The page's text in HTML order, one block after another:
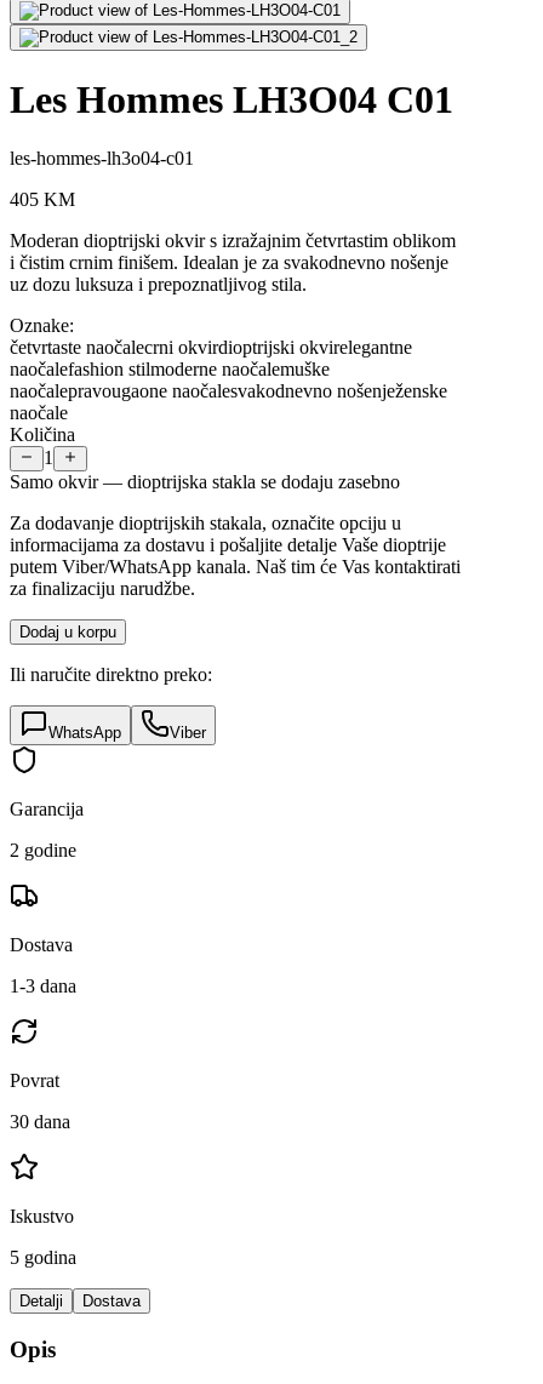
Les Hommes LH3O04 C01
les-hommes-lh3o04-c01
405 KM
Moderan dioptrijski okvir s izražajnim četvrtastim oblikom
i čistim crnim finišem. Idealan je za svakodnevno nošenje
uz dozu luksuza i prepoznatljivog stila.
Oznake:
četvrtaste naočalecrni okvirdioptrijski okvirelegantne
naočalefashion stilmoderne naočalemuške
naočalepravougaone naočalesvakodnevno nošenježenske
naočale
Količina
1
Samo okvir — dioptrijska stakla se dodaju zasebno
Za dodavanje dioptrijskih stakala, označite opciju u
informacijama za dostavu i pošaljite detalje Vaše dioptrije
putem Viber/WhatsApp kanala. Naš tim će Vas kontaktirati
za finalizaciju narudžbe.
Dodaj u korpu
Ili naručite direktno preko:
WhatsApp Viber
Garancija
2 godine
Dostava
1-3 dana
Povrat
30 dana
Iskustvo
5 godina
Detalji Dostava
Opis